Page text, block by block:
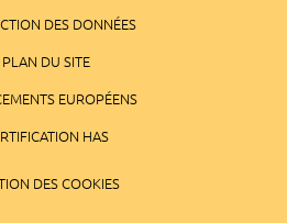
DES DONNÉES
PLAN DU SITE
EUROPÉENS
HAS
DES COOKIES